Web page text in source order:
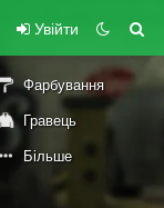
Увійти
Фарбування
Гравець
Більше